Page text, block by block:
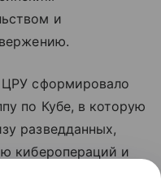
и
сформировало
по Кубе, в которую
разведданных,
киберопераций и